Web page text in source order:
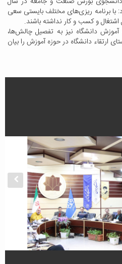
با برنامه ریزی‌های مختلف بایستی سعی
اشتغال و کسب و کار نداشته باشند.
دانشگاه نیز به تفصیل چالش‌ها،
ارتقاء دانشگاه در حوزه آموزش را بیان